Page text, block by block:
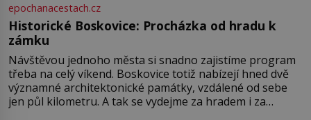
epochanacestach.cz
Historické Boskovice: Procházka od hradu k
zámku
Návštěvou jednoho města si snadno zajistíme program
třeba na celý víkend. Boskovice totiž nabízejí hned dvě
významné architektonické památky, vzdálené od sebe
jen půl kilometru. A tak se vydejme za hradem i za